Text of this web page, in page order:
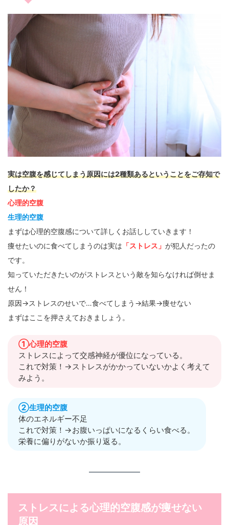
実は空腹を感じてしまう原因には2種類あるということをご存知で
したか？
心理的空腹
生理的空腹
まずは心理的空腹感について詳しくお話ししていきます！
痩せたいのに食べてしまうのは実は 「ストレス」 が犯人だったの
です。
知っていただきたいのがストレスという敵を知らなければ倒せま
せん！
原因→ストレスのせいで…食べてしまう→結果→痩せない
まずはここを押さえておきましょう。
①心理的空腹
ストレスによって交感神経が優位になっている。
これで対策！→ストレスがかかっていないかよく考えて
みよう。
②生理的空腹
体のエネルギー不足
これで対策！→お腹いっぱいになるくらい食べる。
栄養に偏りがないか振り返る。
ストレスによる心理的空腹感が痩せない
原因